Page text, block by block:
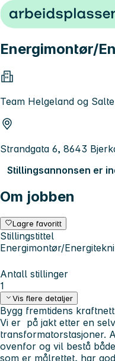
Hopp til innhold
Energimontør/
Team Helgeland og
Strandgata 6, 8643
Stillingsannonsen er
Om jobben
Lagre favoritt
Stillingstittel
Energimontør/
Antall stillinger
1
Vis flere detaljer
Bygg fremtidens
Vi er på jakt etter en
transformatorstasjoner.
ovenfor og vil bestå
som er målrettet, har